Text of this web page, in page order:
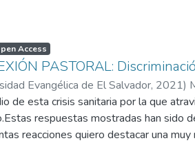
Access
PASTORAL:
Evangélica de El Salvador, 2021)
de esta crisis sanitaria por la que
respuestas mostradas han sido
reacciones quiero destacar una